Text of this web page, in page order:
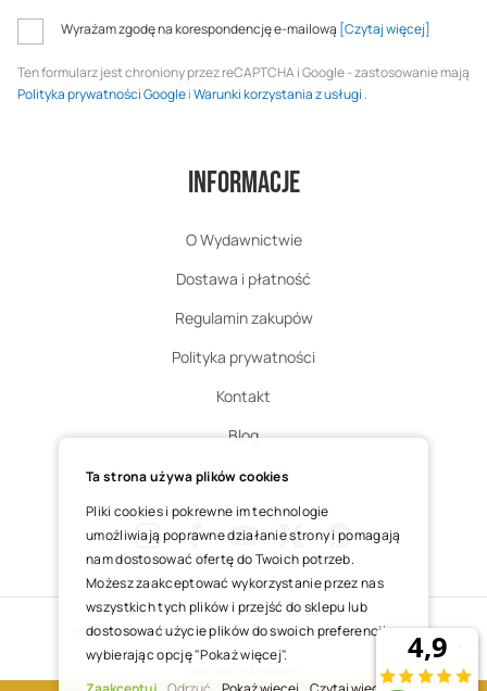
Wyrażam zgodę na korespondencję e-mailową [Czytaj więcej]
Ten formularz jest chroniony przez reCAPTCHA i Google - zastosowanie mają
Polityka prywatności GoogleiWarunki korzystania z usługi .
Informacje
O Wydawnictwie
Dostawa i płatność
Regulamin zakupów
Polityka prywatności
Kontakt
Blog
Zgłoś zwrot
InstagramFacebookYoutube
X Pinterest
COPYRIGHT © 2025 ŚWIĘTY WOJCIECH DOM MEDIALNY SP. Z O.O.
Ta strona używa plików cookies
Pliki cookies i pokrewne im technologie
umożliwiają poprawne działanie strony i pomagają
nam dostosować ofertę do Twoich potrzeb.
Możesz zaakceptować wykorzystanie przez nas
wszystkich tych plików i przejść do sklepu lub
dostosować użycie plików do swoich preferencji,
wybierając opcję "Pokaż więcej".